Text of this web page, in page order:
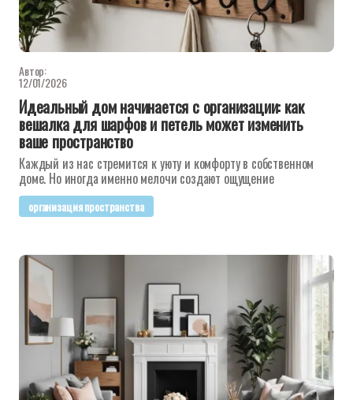
Автор:
12/01/2026
Идеальный дом начинается с организации: как
вешалка для шарфов и петель может изменить
ваше пространство
Каждый из нас стремится к уюту и комфорту в собственном
доме. Но иногда именно мелочи создают ощущение
организация пространства